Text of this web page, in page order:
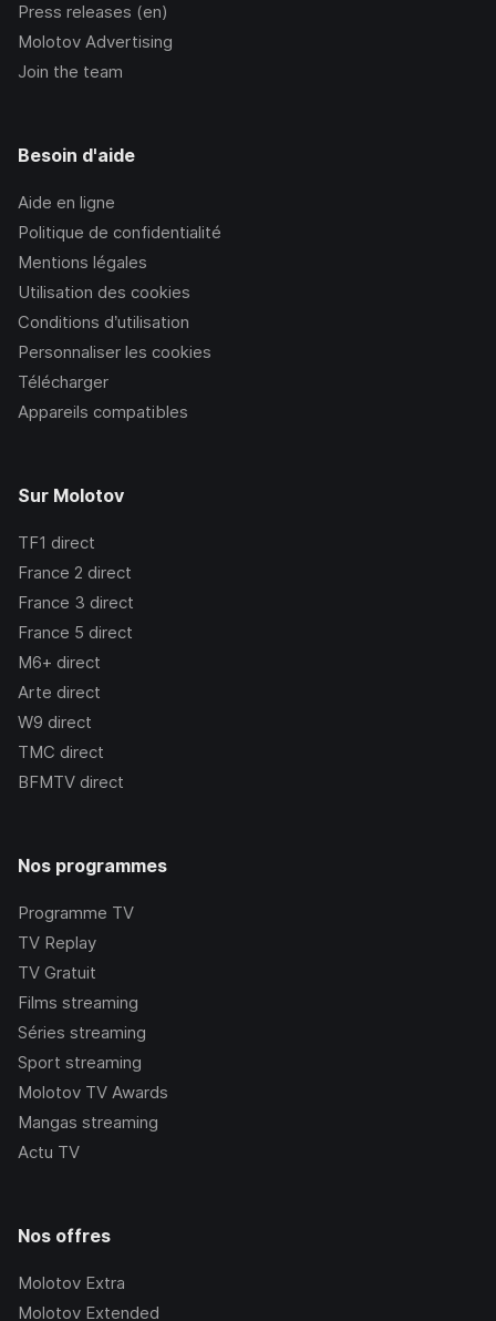
Press releases (en)
Molotov Advertising
Join the team
Besoin d'aide
Aide en ligne
Politique de confidentialité
Mentions légales
Utilisation des cookies
Conditions d’utilisation
Personnaliser les cookies
Télécharger
Appareils compatibles
Sur Molotov
TF1 direct
France 2 direct
France 3 direct
France 5 direct
M6+ direct
Arte direct
W9 direct
TMC direct
BFMTV direct
Nos programmes
Programme TV
TV Replay
TV Gratuit
Films streaming
Séries streaming
Sport streaming
Molotov TV Awards
Mangas streaming
Actu TV
Nos offres
Molotov Extra
Molotov Extended